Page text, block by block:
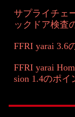
サプライチェ
ックドア検査
FFRI yarai 3.6
FFRI yarai
sion 1.4のポイ